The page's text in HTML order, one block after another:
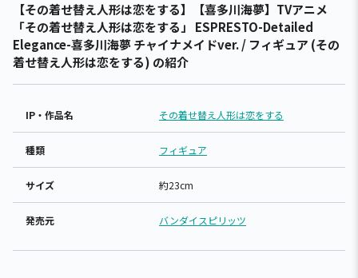
【その着せ替え人形は恋をする】【喜多川海夢】TVアニメ
「その着せ替え人形は恋をする」 ESPRESTO-Detailed
Elegance-喜多川海夢 チャイナメイドver. / フィギュア (その
着せ替え人形は恋をする) の紹介
IP・作品名 その着せ替え人形は恋をする
種類 フィギュア
サイズ 約23cm
発売元 バンダイスピリッツ